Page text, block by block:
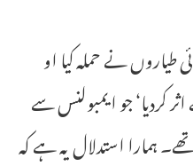
نے حملہ کیا او
جو ایمبولنس سے
ہمارا استدلال یہ ہے کہ